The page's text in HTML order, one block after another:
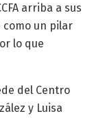
arriba a sus
como un pilar
lo que
del Centro
y Luisa